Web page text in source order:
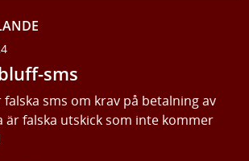
sms
sms om krav på betalning av
falska utskick som inte kommer